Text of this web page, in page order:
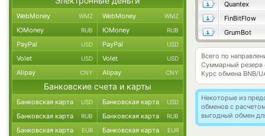
Quantex
FinBitFlow
GrumBot
Всего по
Суммарный резерв
Курс обмена BNB/
Некоторые из
обменов с
выгодный обмен
WebMoney WMZ WebMoney WMZ
ЮMoney RUB ЮMoney RUB
PayPal USD PayPal USD
Volet USD Volet USD
Alipay CNY Alipay CNY
Банковские счета и карты
Банковская карта USD Банковская карта USD
Банковская карта RUB Банковская карта RUB
Банковская карта EUR Банковская карта EUR